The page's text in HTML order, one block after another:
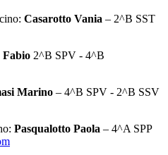
Casarotto Vania – 2^B SST
Fabio 2^B SPV - 4^B
Marino – 4^B SPV - 2^B SSV
Pasqualotto Paola – 4^A SPP